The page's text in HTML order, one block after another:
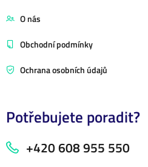
O nás
Obchodní podmínky
Ochrana osobních údajů
Potřebujete poradit?
+420 608 955 550